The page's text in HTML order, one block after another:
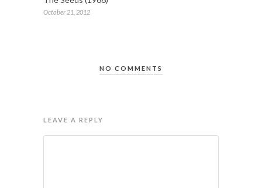
October 21, 2012
NO COMMENTS
LEAVE A REPLY